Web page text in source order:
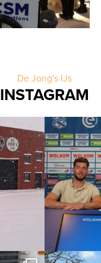
De Jong's IJs
INSTAGRAM